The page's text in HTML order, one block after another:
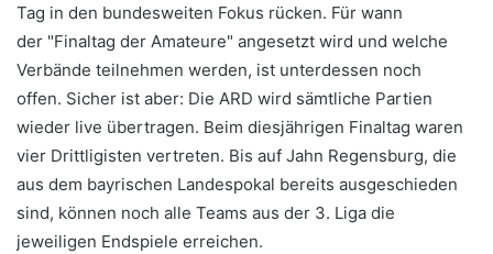
Tag in den bundesweiten Fokus rücken. Für wann
der "Finaltag der Amateure" angesetzt wird und welche
Verbände teilnehmen werden, ist unterdessen noch
offen. Sicher ist aber: Die ARD wird sämtliche Partien
wieder live übertragen. Beim diesjährigen Finaltag waren
vier Drittligisten vertreten. Bis auf Jahn Regensburg, die
aus dem bayrischen Landespokal bereits ausgeschieden
sind, können noch alle Teams aus der 3. Liga die
jeweiligen Endspiele erreichen.